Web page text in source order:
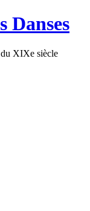
Danses
du XIXe siècle